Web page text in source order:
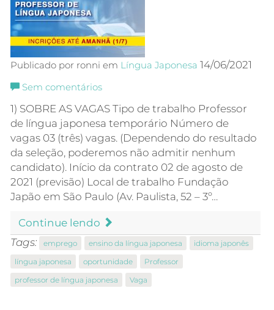
Publicado por ronni em Língua Japonesa 14/06/2021
Sem comentários
1) SOBRE AS VAGAS Tipo de trabalho Professor
de língua japonesa temporário Número de
vagas 03 (três) vagas. (Dependendo do resultado
da seleção, poderemos não admitir nenhum
candidato). Início da contrato 02 de agosto de
2021 (previsão) Local de trabalho Fundação
Japão em São Paulo (Av. Paulista, 52 – 3º…
Continue lendo
Tags:
emprego ensino da língua japonesa
idioma japonês
língua japonesa
oportunidade
Professor
professor de língua japonesa
Vaga